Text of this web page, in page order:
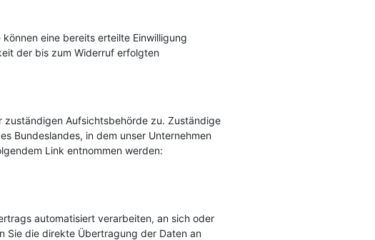
eine bereits erteilte Einwilligung
der bis zum Widerruf erfolgten
Aufsichtsbehörde zu. Zuständige
Bundeslandes, in dem unser Unternehmen
Link entnommen werden:
automatisiert verarbeiten, an sich oder
Sie die direkte Übertragung der Daten an